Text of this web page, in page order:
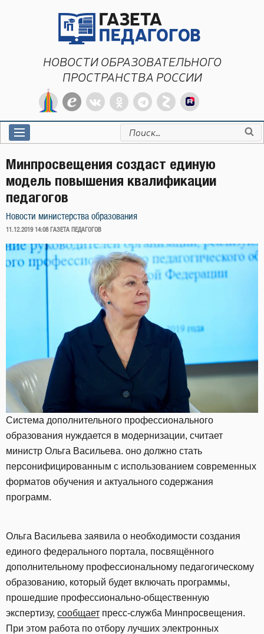
НОВОСТИ ОБРАЗОВАТЕЛЬНОГО
ПРОСТРАНСТВА РОССИИ
Искать:
Минпросвещения создаст единую
модель повышения квалификации
педагогов
Новости министерства образования
ОПУБЛИКОВАНО
11.12.2019 14:08 ГАЗЕТА ПЕДАГОГОВ
Система дополнительного профессионального
образования нуждается в модернизации, считает
министр Ольга Васильева. оно должно стать
персонифицированным с использованием современных
форматов обучения и актуального содержания
программ.
Ольга Васильева заявила о необходимости создания
единого федерального портала, посвящённого
дополнительному профессиональному педагогическому
образованию, который будет включать программы,
прошедшие профессионально-общественную
экспертизу, сообщает пресс-служба Минпросвещения.
При этом работа по отбору лучших электронных